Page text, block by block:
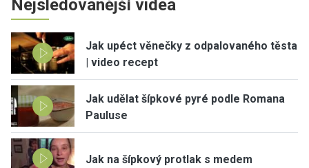
Nejsledovanější videa
Jak upéct věnečky z odpalovaného těsta
| video recept
Jak udělat šípkové pyré podle Romana
Pauluse
Jak na šípkový protlak s medem